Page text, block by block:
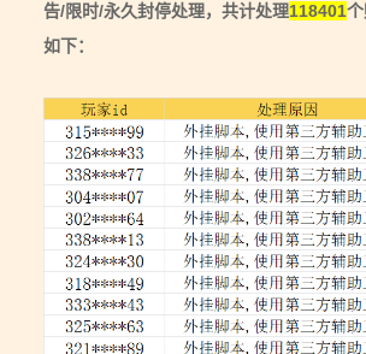
告/限时/永久封停处理，共计处理118401
如下：